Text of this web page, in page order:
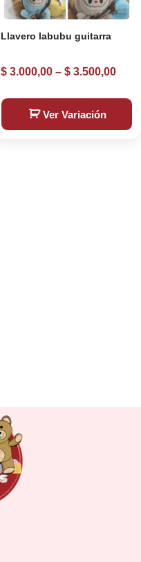
Llavero labubu guitarra
$3.000,00– $3.500,00
Ver Variación